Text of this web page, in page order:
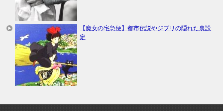
【魔女の宅急便】都市伝説やジブリの隠れた裏設
定